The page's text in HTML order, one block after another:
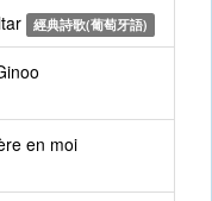
經典詩歌(葡萄牙語)
en moi